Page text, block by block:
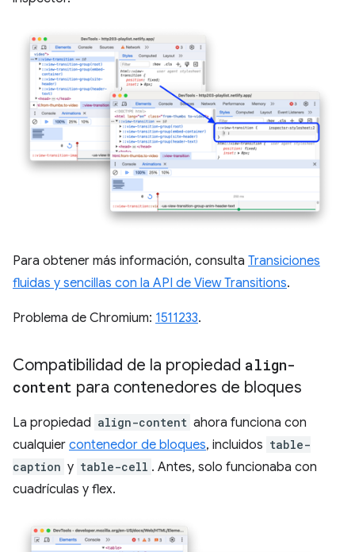
Para obtener más información, consulta Transiciones
fluidas y sencillas con la API de View Transitions.
Problema de Chromium: 1511233.
Compatibilidad de la propiedad align-
content para contenedores de bloques
La propiedad align-content ahora funciona con
cualquier contenedor de bloques, incluidos table-
caption y table-cell . Antes, solo funcionaba con
cuadrículas y flex.